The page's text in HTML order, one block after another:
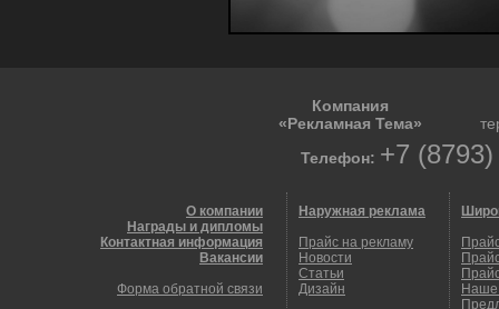
Компания
«Рекламная Тема»
Телефон: +7
О компании
Награды и дипломы
Контактная информация
Вакансии
Форма обратной связи
Наружная реклама
Прайс на рекламу
Новости
Статьи
Дизайн
Наше